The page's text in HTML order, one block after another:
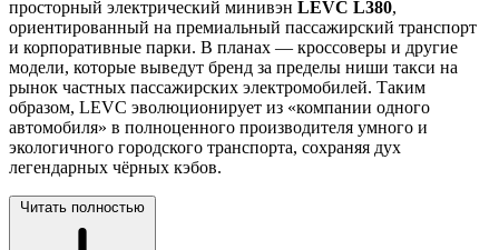
просторный электрический минивэн LEVC L380,
ориентированный на премиальный пассажирский транспорт
и корпоративные парки. В планах — кроссоверы и другие
модели, которые выведут бренд за пределы ниши такси на
рынок частных пассажирских электромобилей. Таким
образом, LEVC эволюционирует из «компании одного
автомобиля» в полноценного производителя умного и
экологичного городского транспорта, сохраняя дух
легендарных чёрных кэбов.
Читать полностью